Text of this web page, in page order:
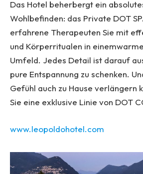
Das Hotel beherbergt ein
Wohlbefinden: das Private DOT
erfahrene Therapeuten Sie mit
und Körperritualen in
Umfeld. Jedes Detail ist darauf
pure Entspannung zu schenken.
Gefühl auch zu Hause verlängern
Sie eine exklusive Linie von DOT
www.leopoldohotel.com